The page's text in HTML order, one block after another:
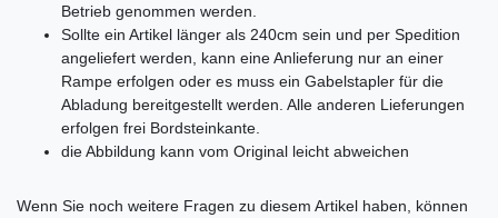
Betrieb genommen werden.
Sollte ein Artikel länger als 240cm sein und per Spedition
angeliefert werden, kann eine Anlieferung nur an einer
Rampe erfolgen oder es muss ein Gabelstapler für die
Abladung bereitgestellt werden. Alle anderen Lieferungen
erfolgen frei Bordsteinkante.
die Abbildung kann vom Original leicht abweichen
Wenn Sie noch weitere Fragen zu diesem Artikel haben, können